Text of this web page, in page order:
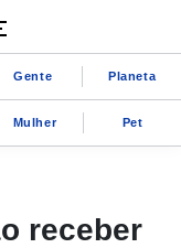
Gente Planeta
Mulher Pet
receber